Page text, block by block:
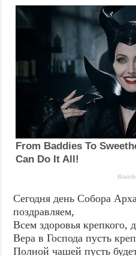
Сегодня день Собора
поздравляем,
Всем здоровья крепкого,
Вера в Господа пусть
Полной чашей пусть